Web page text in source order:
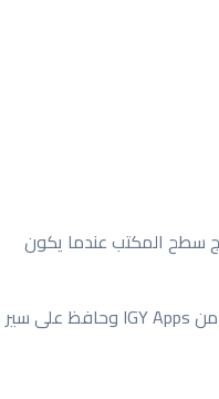
سطح المكتب عندما يكون
لمهام المستندات والصور وPDF والجداول وفحص الملفات اليومية، ابدأ بالأداة المناسبة من IGY Apps وحافظ على سير